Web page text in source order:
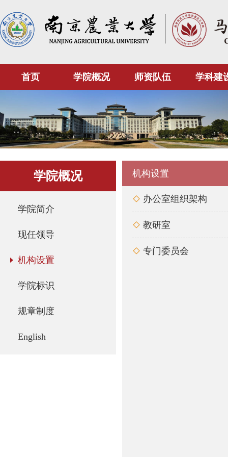
首页 学院概况 师资队伍 学科建
学院概况
学院简介
现任领导
机构设置
学院标识
规章制度
English
机构设置
 办公室组织架构
 教研室
 专门委员会